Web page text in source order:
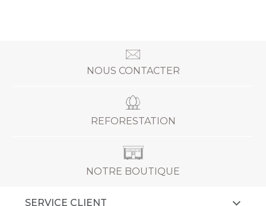
NOUS CONTACTER
REFORESTATION
NOTRE BOUTIQUE
SERVICE CLIENT